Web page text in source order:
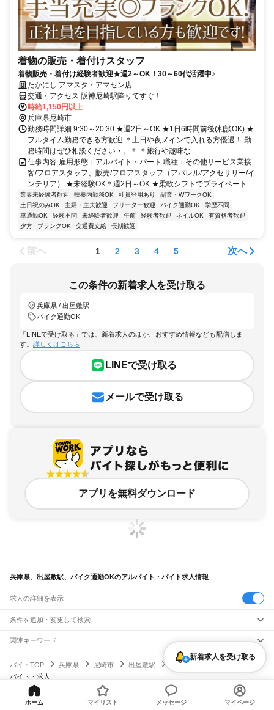
着物の販売・着付けスタッフ
着物販売・着付け経験者歓迎★週2～OK！30～60代活躍中♪
たかにし アマスタ・アマセン店
交通・アクセス 阪神尼崎駅降りてすぐ！
時給1,150円以上
兵庫県尼崎市
勤務時間詳細 9:30～20:30 ★週2日～OK ★1日6時間前後(相談OK) ★
フルタイム勤務できる方歓迎 ＊土日や夜メインで入れる方優遇！ 勤
務時間はぜひ相談ください・。＊ ＊旅行や趣味な...
仕事内容 雇用形態：アルバイト・パート 職種：その他サービス業接
客/フロアスタッフ、販売/フロアスタッフ（アパレル/アクセサリー/イ
ンテリア） ★未経験OK＊週2日～OK ★柔軟シフトでプライベート...
業界未経験者歓迎 扶養内勤務OK 社員登用あり
副業・WワークOK
土日祝のみOK
主婦・主夫歓迎 フリーター歓迎 バイク通勤OK
学歴不問
車通勤OK
経験不問 未経験者歓迎 午前 経験者歓迎 ネイルOK
有資格者歓迎
夕方
ブランクOK 交通費支給 長期歓迎
前へ 1 2 3 4 5 次へ
この条件の新着求人を受け取る
兵庫県 / 出屋敷駅
バイク通勤OK
「LINEで受け取る」では、新着求人のほか、おすすめ情報なども配信しま
す。 詳しくはこちら
LINEで受け取る
メールで受け取る
アプリを無料ダウンロード
兵庫県、出屋敷駅、バイク通勤OKのアルバイト・バイト求人情報
求人の詳細を表示
条件を追加・変更して検索
市区町村を追加・変更
兵庫県すべて
神戸市
東灘区
長田区須磨区 中央区
姫路市 明石市西宮市洲本市 伊丹市相生市 加古川市赤穂市
駅を追加・変更
JR神戸線(大阪～神戸)
尼崎駅立花駅 西宮駅 芦屋駅甲南山手駅 摂津本山駅住吉駅
六甲道駅
三ノ宮駅元町駅
職種を追加・変更
飲食・フードサービス
飲食・フードサービス
すべて
特徴を追加・変更
関連キーワード
現在地周辺 ガチャガチャ犬カフェ
バイトTOP
兵庫県 尼崎市 出屋敷駅
バイク通勤OKのアルバイト・
バイト・求人
新着求人を受け取る
ホーム マイリスト メッセージ マイページ